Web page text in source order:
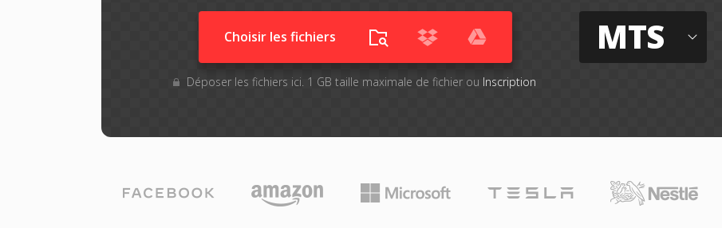
Choisir les fichiers
Déposer les fichiers ici. 1 GB taille maximale de fichier ou Inscription
MTS